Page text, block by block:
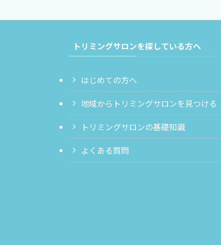
トリミングサロンを探している方へ
はじめての方へ
地域からトリミングサロンを見つける
トリミングサロンの基礎知識
よくある質問